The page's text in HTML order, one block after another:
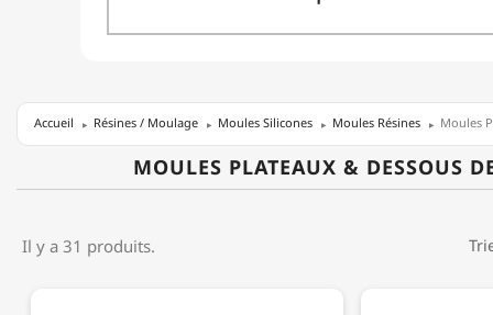
Accueil Résines / Moulage Moules Silicones Moules Résines Moules
MOULES PLATEAUX & DESSOUS
Il y a 31 produits.